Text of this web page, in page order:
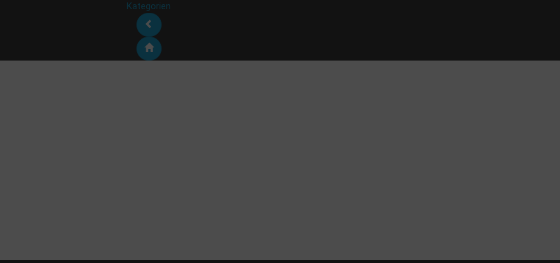
Kategorien